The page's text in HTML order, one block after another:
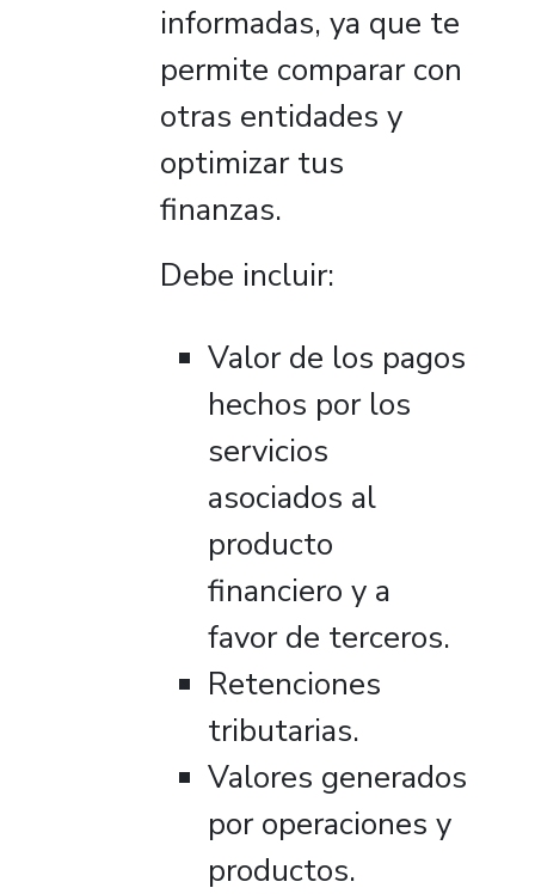
informadas, ya que te
permite comparar con
otras entidades y
optimizar tus
finanzas.
Debe incluir:
Valor de los pagos
hechos por los
servicios
asociados al
producto
financiero y a
favor de terceros.
Retenciones
tributarias.
Valores generados
por operaciones y
productos.